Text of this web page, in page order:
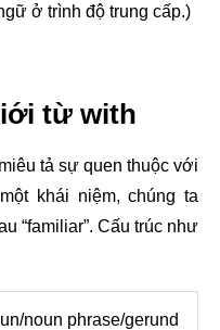
ở trình độ trung cấp.)
từ with
tả sự quen thuộc với
khái niệm, chúng ta
“familiar”. Cấu trúc như
noun phrase/gerund